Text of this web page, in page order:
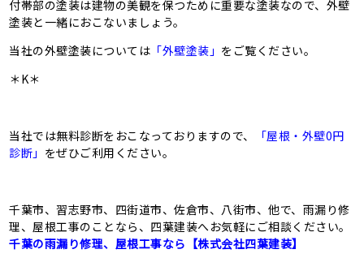
付帯部の塗装は建物の美観を保つために重要な塗装なので、外壁
塗装と一緒におこないましょう。
当社の外壁塗装については 「外壁塗装」 をご覧ください。
＊K＊
当社では無料診断をおこなっておりますので、
「屋根・外壁0円
診断」 をぜひご利用ください。
千葉市、習志野市、四街道市、佐倉市、八街市、他で、雨漏り修
理、屋根工事のことなら、四葉建装へお気軽にご相談ください。
千葉の雨漏り修理、屋根工事なら【株式会社四葉建装】